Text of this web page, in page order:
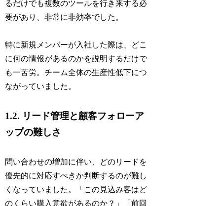
るだけでも複数のツールを行き来する必
要があり、非常に非効率でした。
特に新規メンバーが入社した際は、どこ
に何の情報があるのかを説明するだけで
も一苦労。チーム全体の生産性低下につ
ながっていました。
1.2. リード管理と顧客フォローア
ップの難しさ
問い合わせの増加に伴い、どのリードを
優先的に対応すべきか判断するのが難し
くなっていました。「この見込み客はど
のくらい購入意欲があるのか？」「前回